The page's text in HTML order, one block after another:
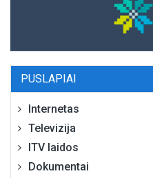
PUSLAPIAI
Internetas
Televizija
ITV laidos
Dokumentai